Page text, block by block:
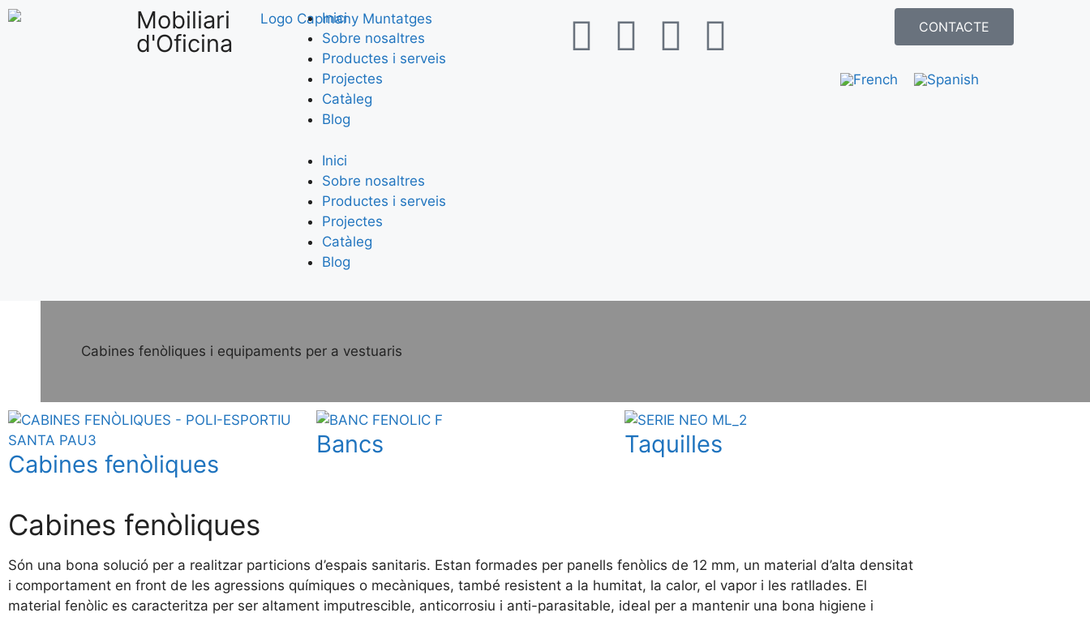
Mobiliari
d'Oficina
Inici
Sobre nosaltres
Productes i serveis
Projectes
Catàleg
Blog
Inici
Sobre nosaltres
Productes i serveis
Projectes
Catàleg
Blog
CONTACTE
Cabines fenòliques i equipaments per a vestuaris
Cabines fenòliques
Bancs Taquilles
Cabines fenòliques
Són una bona solució per a realitzar particions d’espais sanitaris. Estan formades per panells fenòlics de 12 mm, un material d’alta densitat
i comportament en front de les agressions químiques o mecàniques, també resistent a la humitat, la calor, el vapor i les ratllades. El
material fenòlic es caracteritza per ser altament imputrescible, anticorrosiu i anti-parasitable, ideal per a mantenir una bona higiene i